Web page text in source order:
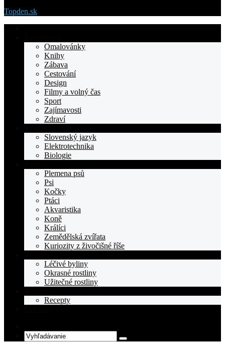
Topden.sk
Omalovánky
Knihy
Zábava
Cestování
Design
Filmy a volný čas
Sport
Zajímavosti
Zdraví
Slovenský jazyk
Elektrotechnika
Biologie
Plemena psů
Psi
Kočky
Ptáci
Akvaristika
Koně
Králíci
Zemědělská zvířata
Kuriozity z živočišné říše
Léčivé byliny
Okrasné rostliny
Užitečné rostliny
Recepty
Article
Vyhľadávanie